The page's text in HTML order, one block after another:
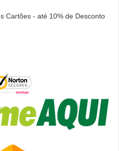
Cartões - até 10% de Desconto